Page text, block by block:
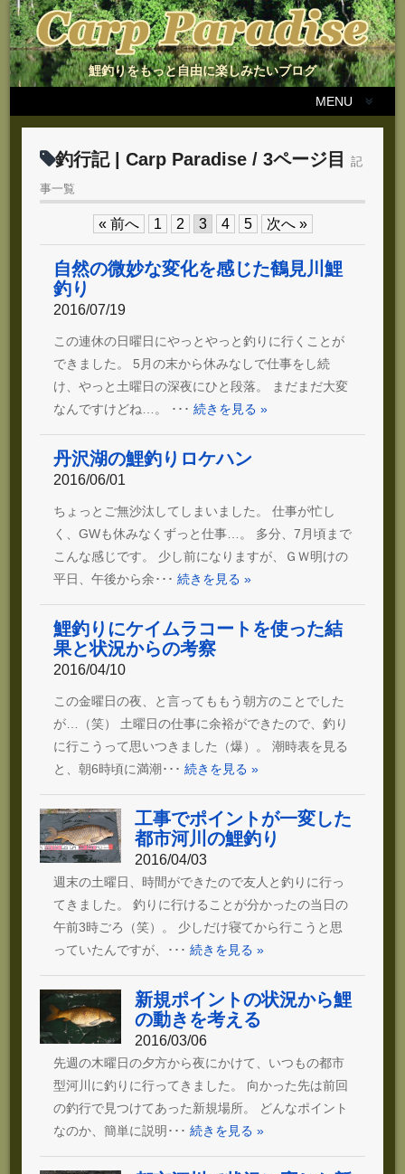
鯉釣りをもっと自由に楽しみたいブログ
MENU
釣行記 | Carp Paradise / 3ページ目
記
事一覧
« 前へ 1 2 3 4 5 次へ »
自然の微妙な変化を感じた鶴見川鯉
釣り
2016/07/19
この連休の日曜日にやっとやっと釣りに行くことが
できました。 5月の末から休みなしで仕事をし続
け、やっと土曜日の深夜にひと段落。 まだまだ大変
なんですけどね…。 ･･･ 続きを見る »
丹沢湖の鯉釣りロケハン
2016/06/01
ちょっとご無沙汰してしまいました。 仕事が忙し
く、GWも休みなくずっと仕事…。 多分、7月頃まで
こんな感じです。 少し前になりますが、ＧＷ明けの
平日、午後から余･･･ 続きを見る »
鯉釣りにケイムラコートを使った結
果と状況からの考察
2016/04/10
この金曜日の夜、と言ってももう朝方のことでした
が…（笑） 土曜日の仕事に余裕ができたので、釣り
に行こうって思いつきました（爆）。 潮時表を見る
と、朝6時頃に満潮･･･ 続きを見る »
工事でポイントが一変した
都市河川の鯉釣り
2016/04/03
週末の土曜日、時間ができたので友人と釣りに行っ
てきました。 釣りに行けることが分かったの当日の
午前3時ごろ（笑）。 少しだけ寝てから行こうと思
っていたんですが、･･･ 続きを見る »
新規ポイントの状況から鯉
の動きを考える
2016/03/06
先週の木曜日の夕方から夜にかけて、いつもの都市
型河川に釣りに行ってきました。 向かった先は前回
の釣行で見つけてあった新規場所。 どんなポイント
なのか、簡単に説明･･･ 続きを見る »